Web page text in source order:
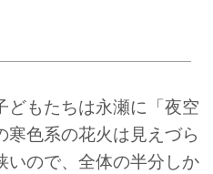
もたちは永瀬に「夜空
寒色系の花火は見えづら
いので、全体の半分しか